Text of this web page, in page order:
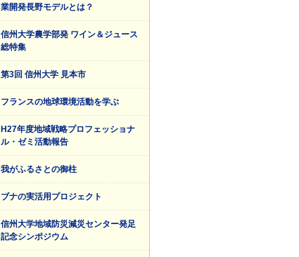
業開発長野モデルとは？
信州大学農学部発 ワイン＆ジュース
総特集
第3回 信州大学 見本市
フランスの地球環境活動を学ぶ
H27年度地域戦略プロフェッショナ
ル・ゼミ活動報告
我がふるさとの御柱
ブナの実活用プロジェクト
信州大学地域防災減災センター発足
記念シンポジウム